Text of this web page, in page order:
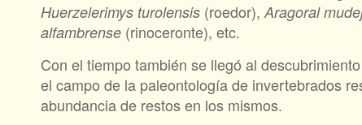
Huerzelerimys turolensis (roedor), Aragoral
alfambrense (rinoceronte), etc.
Con el tiempo también se llegó al
el campo de la paleontología de invertebrados
abundancia de restos en los mismos.